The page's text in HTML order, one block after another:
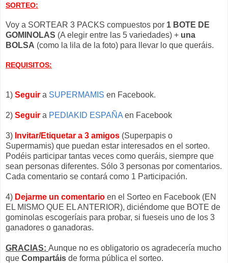
SORTEO:
Voy a SORTEAR 3 PACKS compuestos por 1 BOTE DE
GOMINOLAS (A elegir entre las 5 variedades) + una
BOLSA (como la lila de la foto) para llevar lo que queráis.
REQUISITOS:
1) Seguir a SUPERMAMIS en Facebook.
2) Seguir a PEDIAKID ESPAÑA en Facebook
3) Invitar/Etiquetar a 3 amigos (Superpapis o
Supermamis) que puedan estar interesados en el sorteo.
Podéis participar tantas veces como queráis, siempre que
sean personas diferentes. Sólo 3 personas por comentarios.
Cada comentario se contará como 1 Participación.
4) Dejarme un comentario en el Sorteo en Facebook (EN
EL MISMO QUE EL ANTERIOR), diciéndome que BOTE de
gominolas escogeríais para probar, si fueseis uno de los 3
ganadores o ganadoras.
GRACIAS: Aunque no es obligatorio os agradecería mucho
que Compartáis de forma pública el sorteo.